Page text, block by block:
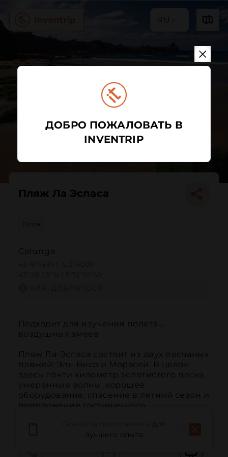
RU
Пляж Ла Эспаса
Пляж
Colunga
Подходит для изучения полета...
воздушных змеев
Пляж Ла-Эспаса состоит из двух песчаных
пляжей: Эль-Висо и Морасей. В целом
здесь почти километр золотистого песка,
умеренные волны, хорошее
оборудование, спасение в летний сезон и
предложение гостиничного
для
лучшего опыта
ДОБРО ПОЖАЛОВАТЬ В
INVENTRIP